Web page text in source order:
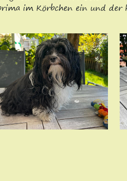
im Körbchen ein und der